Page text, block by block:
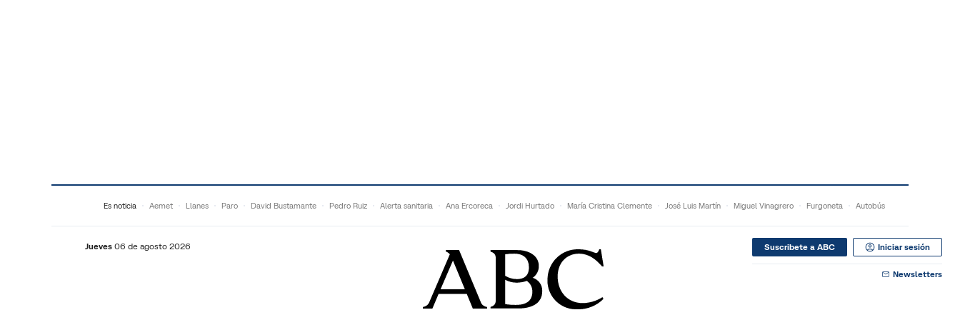
Es noticia Aemet Llanes Paro David Bustamante Pedro Ruiz Alerta sanitaria Ana Ercoreca Jordi Hurtado María Cristina Clemente José Luis Martín Miguel Vinagrero Furgoneta Autobús
Jueves 06 de agosto 2026 Suscribete a ABC Iniciar sesión
Newsletters